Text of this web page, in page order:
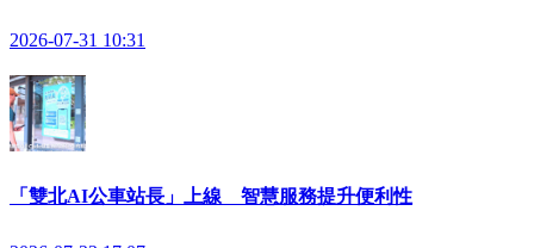
2026-07-31 10:31
「雙北AI公車站長」上線 智慧服務提升便利性